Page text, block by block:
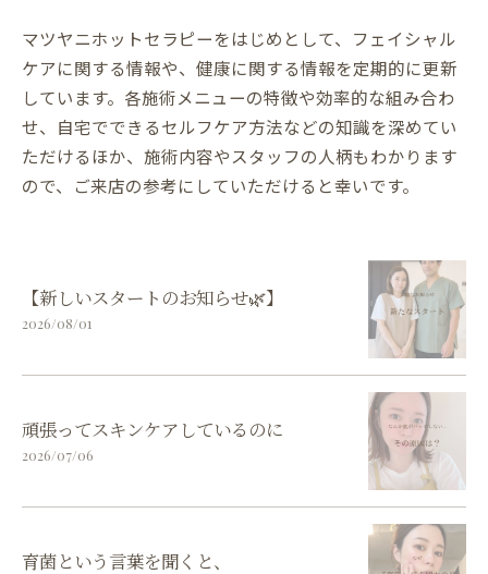
マツヤニホットセラピーをはじめとして、フェイシャル
ケアに関する情報や、健康に関する情報を定期的に更新
しています。各施術メニューの特徴や効率的な組み合わ
せ、自宅でできるセルフケア方法などの知識を深めてい
ただけるほか、施術内容やスタッフの人柄もわかります
ので、ご来店の参考にしていただけると幸いです。
【新しいスタートのお知らせ🌿】
2026/08/01
頑張ってスキンケアしているのに
2026/07/06
育菌という言葉を聞くと、